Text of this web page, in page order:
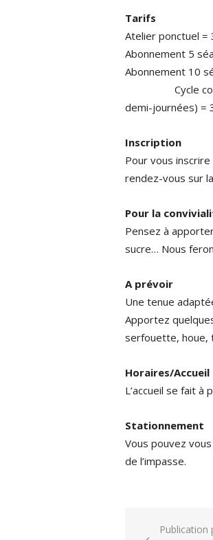
Tarifs
Atelier ponctuel =
Abonnement 5
Abonnement 10
Cycle complet
demi-journées) =
Inscription
Pour vous inscrire
rendez-vous sur
Pour la
Pensez à
sucre… Nous
A prévoir
Une tenue
Apportez
serfouette, houe,
Horaires/Accueil
L’accueil se fait
Stationnement
Vous pouvez
de l’impasse.
Navigation
Publication